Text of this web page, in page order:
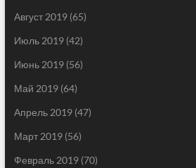
Август 2019(65)
Июль 2019(42)
Июнь 2019(56)
Май 2019(64)
Апрель 2019(47)
Март 2019(56)
Февраль 2019(70)